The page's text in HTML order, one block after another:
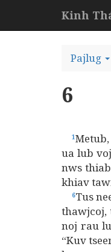
Kinh
Pajlug
6
1
ua lub
nws
khiav
6Tus
thawjcoj,
noj rau
“Kuv